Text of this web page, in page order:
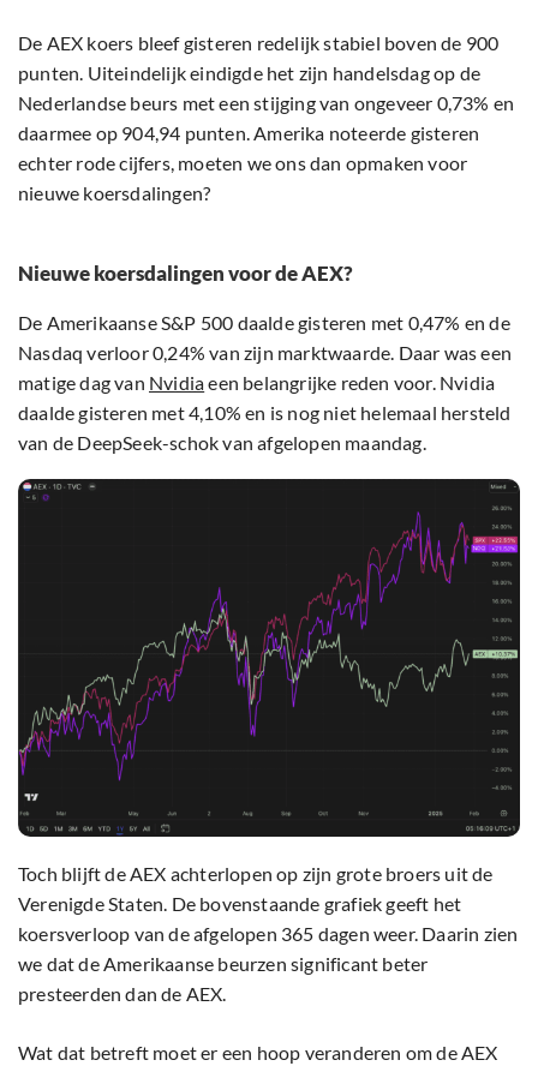
De AEX koers bleef gisteren redelijk stabiel boven de 900
punten. Uiteindelijk eindigde het zijn handelsdag op de
Nederlandse beurs met een stijging van ongeveer 0,73% en
daarmee op 904,94 punten. Amerika noteerde gisteren
echter rode cijfers, moeten we ons dan opmaken voor
nieuwe koersdalingen?
Nieuwe koersdalingen voor de AEX?
De Amerikaanse S&P 500 daalde gisteren met 0,47% en de
Nasdaq verloor 0,24% van zijn marktwaarde. Daar was een
matige dag van Nvidiaeen belangrijke reden voor. Nvidia
daalde gisteren met 4,10% en is nog niet helemaal hersteld
van de DeepSeek-schok van afgelopen maandag.
Toch blijft de AEX achterlopen op zijn grote broers uit de
Verenigde Staten. De bovenstaande grafiek geeft het
koersverloop van de afgelopen 365 dagen weer. Daarin zien
we dat de Amerikaanse beurzen significant beter
presteerden dan de AEX.
Wat dat betreft moet er een hoop veranderen om de AEX